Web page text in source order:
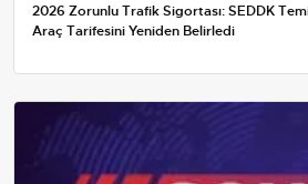
2026 Zorunlu Trafik Sigortası: SEDDK
Araç Tarifesini Yeniden Belirledi